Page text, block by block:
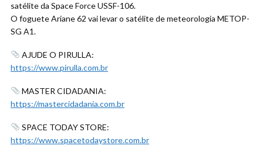
satélite da Space Force USSF-106.
O foguete Ariane 62 vai levar o satélite de meteorologia METOP-
SG A1.
AJUDE O PIRULLA:
https://www.pirulla.com.br
MASTER CIDADANIA:
https://mastercidadania.com.br
SPACE TODAY STORE:
https://www.spacetodaystore.com.br